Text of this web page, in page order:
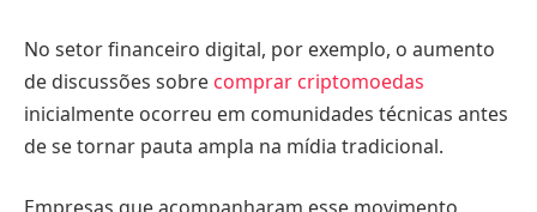
No setor financeiro digital, por exemplo, o aumento
de discussões sobre comprar criptomoedas
inicialmente ocorreu em comunidades técnicas antes
de se tornar pauta ampla na mídia tradicional.